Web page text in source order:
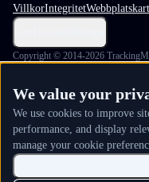
VillkorIntegritet
Copyright © 2014-2026
We value your
We use cookies to improve
performance, and display
manage your cookie